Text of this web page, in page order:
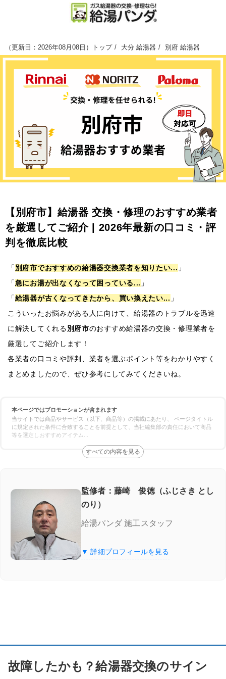
（更新日：2026年08月08日 ） トップ 大分 給湯器 別府 給湯器
【別府市】給湯器 交換・修理のおすすめ業者
を厳選してご紹介 | 2026年最新の口コミ・評
判を徹底比較
「 別府市でおすすめの給湯器交換業者を知りたい... 」
「急にお湯が出なくなって困っている... 」
「給湯器が古くなってきたから、買い換えたい... 」
こういったお悩みがある人に向けて、給湯器のトラブルを迅速
に解決してくれる別府市のおすすめ給湯器の交換・修理業者を
厳選してご紹介します！
各業者の口コミや評判、業者を選ぶポイント等をわかりやすく
まとめましたので、ぜひ参考にしてみてくださいね。
本ページではプロモーションが含まれます
当サイトでは商品やサービス（以下、商品等）の掲載にあたり、 ページタイトル
に規定された条件に合致することを前提として、当社編集部の責任において商品
等を選定しおすすめアイテム
監修者：藤崎 俊徳（ふじさき とし
のり）
給湯パンダ 施工スタッフ
▼ 詳細プロフィールを見る
故障したかも？給湯器交換のサイン